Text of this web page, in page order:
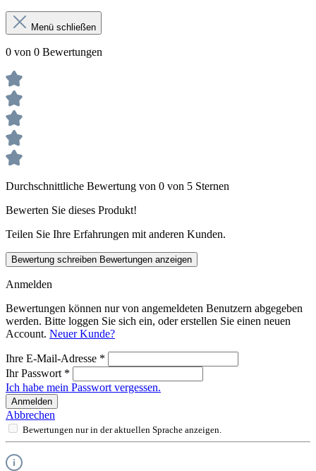
Menü schließen
0 von 0 Bewertungen
Durchschnittliche Bewertung von 0 von 5 Sternen
Bewerten Sie dieses Produkt!
Teilen Sie Ihre Erfahrungen mit anderen Kunden.
Bewertung schreiben Bewertungen anzeigen
Anmelden
Bewertungen können nur von angemeldeten Benutzern abgegeben
werden. Bitte loggen Sie sich ein, oder erstellen Sie einen neuen
Account. Neuer Kunde?
Ihre E-Mail-Adresse *
Ihr Passwort *
Ich habe mein Passwort vergessen.
Anmelden
Abbrechen
Bewertungen nur in der aktuellen Sprache anzeigen.